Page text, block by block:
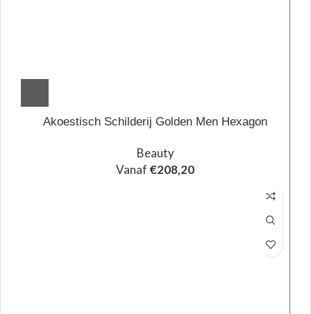
Akoestisch Schilderij Golden Men Hexagon
Beauty
Vanaf €208,20